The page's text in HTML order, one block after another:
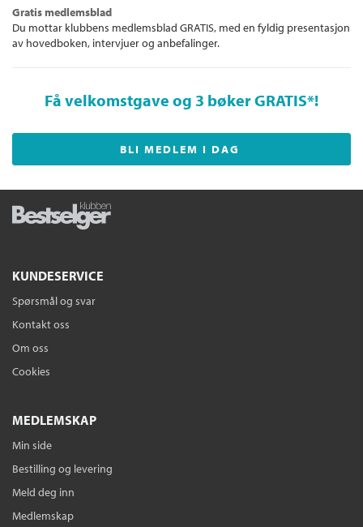
Gratis medlemsblad
Du mottar klubbens medlemsblad GRATIS, med en fyldig presentasjon
av hovedboken, intervjuer og anbefalinger.
Få velkomstgave og 3 bøker GRATIS*!
BLI MEDLEM I DAG
KUNDESERVICE
Spørsmål og svar
Kontakt oss
Om oss
Cookies
MEDLEMSKAP
Min side
Bestilling og levering
Meld deg inn
Medlemskap